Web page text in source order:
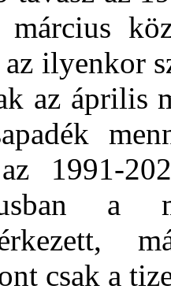
ilyenkor
az április
1991-
a
csak a